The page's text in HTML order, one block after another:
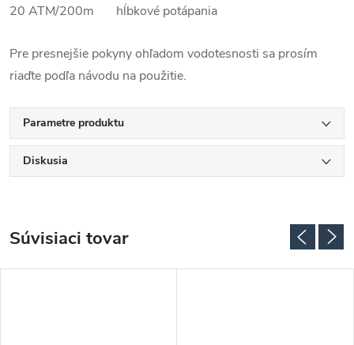
20 ATM/200m hĺbkové potápania
Pre presnejšie pokyny ohľadom vodotesnosti sa prosím
riaďte podľa návodu na použitie.
Parametre produktu
Diskusia
Súvisiaci tovar